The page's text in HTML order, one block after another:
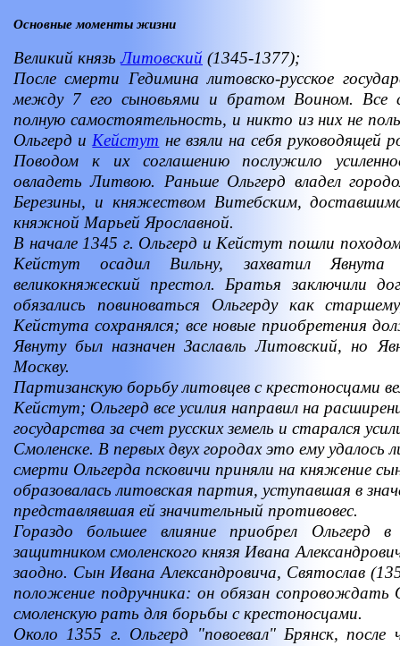
Основные моменты жизни
Великий князьЛитовский (1345-1377);
После смерти Гедимина литовско-русское
между 7 его сыновьями и братом Воином. Все
полную самостоятельность, и никто из них не
Ольгерд и Кейстут не взяли на себя руководящей
Поводом к их соглашению послужило
овладеть Литвою. Раньше Ольгерд владел
Березины, и княжеством Витебским,
княжной Марьей Ярославной.
В начале 1345 г. Ольгерд и Кейстут пошли
Кейстут осадил Вильну, захватил
великокняжеский престол. Братья заключили
обязались повиноваться Ольгерду как
Кейстута сохранялся; все новые приобретения
Явнуту был назначен Заславль Литовский, но
Москву.
Партизанскую борьбу литовцев с крестоносцами
Кейстут; Ольгерд все усилия направил на
государства за счет русских земель и старался
Смоленске. В первых двух городах это ему
смерти Ольгерда псковичи приняли на княжение
образовалась литовская партия, уступавшая в
представлявшая ей значительный противовес.
Гораздо большее влияние приобрел Ольгерд
защитником смоленского князя Ивана
заодно. Сын Ивана Александровича, Святослав
положение подручника: он обязан сопровождать
смоленскую рать для борьбы с крестоносцами.
Около 1355 г. Ольгерд "повоевал" Брянск, после